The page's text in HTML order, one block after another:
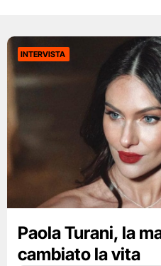
INTERVISTA
Paola Turani, la
cambiato la vita